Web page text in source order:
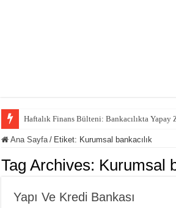
Haftalık Finans Bülteni: Bankacılıkta
Ana Sayfa / Etiket: Kurumsal bankacılık
Tag Archives: Kurumsal
Yapı Ve Kredi Bankası